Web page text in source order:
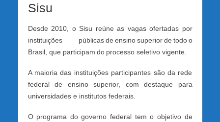
Sisu
Desde 2010, o Sisu reúne as vagas ofertadas por
instituições públicas de ensino superior de todo o
Brasil, que participam do processo seletivo vigente.
A maioria das instituições participantes são da rede
federal de ensino superior, com destaque para
universidades e institutos federais.
O programa do governo federal tem o objetivo de